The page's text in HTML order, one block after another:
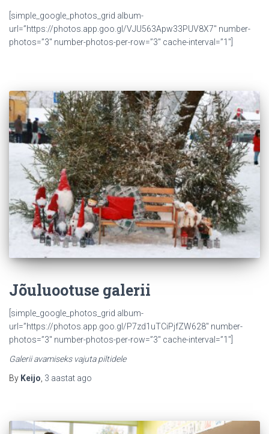
[simple_google_photos_grid album-
url=”https://photos.app.goo.gl/VJU563Apw33PUV8X7″ number-
photos=”3″ number-photos-per-row=”3″ cache-interval=”1″]
Jõuluootuse galerii
[simple_google_photos_grid album-
url=”https://photos.app.goo.gl/P7zd1uTCiPjfZW628″ number-
photos=”3″ number-photos-per-row=”3″ cache-interval=”1″]
Galerii avamiseks vajuta piltidele
By Keijo 3 aastat ago